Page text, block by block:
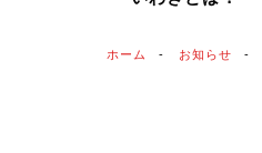
ホーム お知らせ